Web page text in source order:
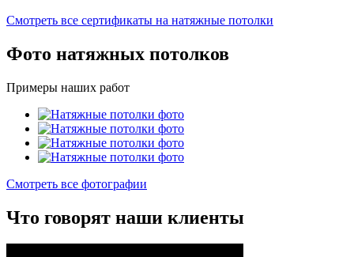
Смотреть все сертификаты на натяжные потолки
Фото натяжных потолков
Примеры наших работ
Смотреть все фотографии
Что говорят наши клиенты